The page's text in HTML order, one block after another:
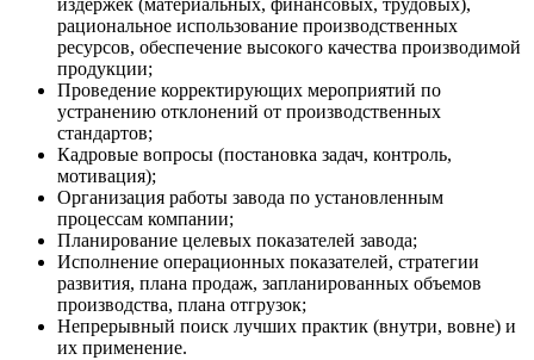
издержек (материальных, финансовых, трудовых),
рациональное использование производственных
ресурсов, обеспечение высокого качества производимой
продукции;
Проведение корректирующих мероприятий по
устранению отклонений от производственных
стандартов;
Кадровые вопросы (постановка задач, контроль,
мотивация);
Организация работы завода по установленным
процессам компании;
Планирование целевых показателей завода;
Исполнение операционных показателей, стратегии
развития, плана продаж, запланированных объемов
производства, плана отгрузок;
Непрерывный поиск лучших практик (внутри, вовне) и
их применение.